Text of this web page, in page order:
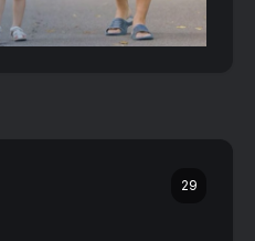
29